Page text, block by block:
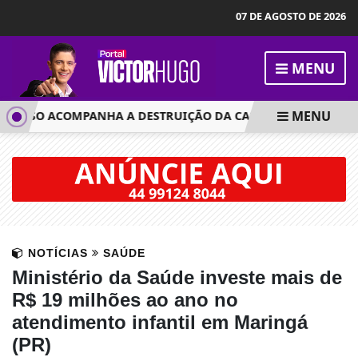
07 DE AGOSTO DE 2026
MENU
ACOMPANHA A DESTRUIÇÃO DA CASA ENQUANTO
MENU
NOTÍCIAS SAÚDE
Ministério da Saúde investe mais de
R$ 19 milhões ao ano no
atendimento infantil em Maringá
(PR)